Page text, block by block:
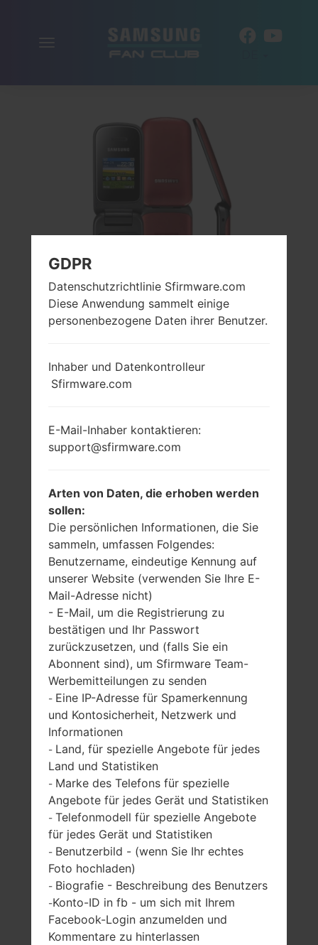
SAMSUNG GT-E1190C
AUS DER SERIE
1.43 Zoll (~17.0%
Bildschirm zu
Körper Verhältnis)
128 x 128 Pixel (~127
Dichte der Pixel pro
Zoll)
-
-
GDPR
Datenschutzrichtlinie Sfirmware.com
Diese Anwendung sammelt einige
personenbezogene Daten ihrer Benutzer.
Inhaber und Datenkontrolleur
Sfirmware.com
E-Mail-Inhaber kontaktieren:
support@sfirmware.com
Arten von Daten, die erhoben werden
sollen:
Die persönlichen Informationen, die Sie
sammeln, umfassen Folgendes:
Benutzername, eindeutige Kennung auf
unserer Website (verwenden Sie Ihre E-
Mail-Adresse nicht)
- E-Mail, um die Registrierung zu
bestätigen und Ihr Passwort
zurückzusetzen, und (falls Sie ein
Abonnent sind), um Sfirmware Team-
Werbemitteilungen zu senden
- Eine IP-Adresse für Spamerkennung
und Kontosicherheit, Netzwerk und
Informationen
- Land, für spezielle Angebote für jedes
Land und Statistiken
- Marke des Telefons für spezielle
Angebote für jedes Gerät und Statistiken
- Telefonmodell für spezielle Angebote
für jedes Gerät und Statistiken
- Benutzerbild - (wenn Sie Ihr echtes
Foto hochladen)
- Biografie - Beschreibung des Benutzers
-Konto-ID in fb - um sich mit Ihrem
Facebook-Login anzumelden und
Kommentare zu hinterlassen